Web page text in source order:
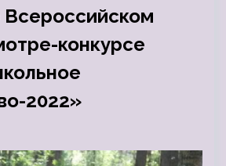
Всероссийском
конкурсе
2022»